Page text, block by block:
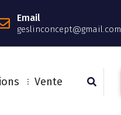
Email
geslinconcept@gmail.com
Vente